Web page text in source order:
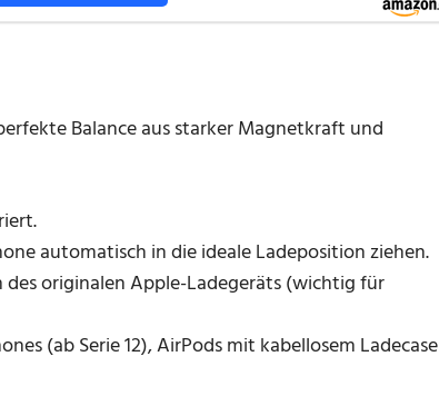
Balance aus starker Magnetkraft und
automatisch in die ideale Ladeposition ziehen.
originalen Apple-Ladegeräts (wichtig für
(ab Serie 12), AirPods mit kabellosem Ladecase